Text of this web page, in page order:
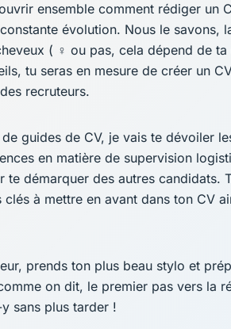
ensemble comment rédiger un
évolution. Nous le savons,
( ‍♀️ ou pas, cela dépend de
tu seras en mesure de créer un
recruteurs.
guides de CV, je vais te dévoiler
en matière de supervision
te démarquer des autres candidats.
à mettre en avant dans ton CV
prends ton plus beau stylo et
on dit, le premier pas vers la
sans plus tarder !